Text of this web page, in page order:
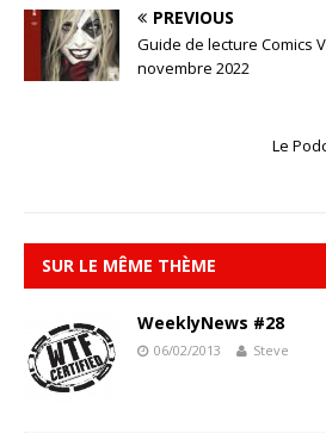
PREVIOUS
Guide de lecture Comics
novembre 2022
Le
SUR LE MÊME THÈME
WeeklyNews #28
06/02/2013 Steve